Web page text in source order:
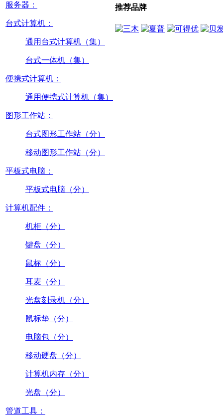
服务器：
台式计算机：
通用台式计算机（集）
台式一体机（集）
便携式计算机：
通用便携式计算机（集）
图形工作站：
台式图形工作站（分）
移动图形工作站（分）
平板式电脑：
平板式电脑（分）
计算机配件：
机柜（分）
键盘（分）
鼠标（分）
耳麦（分）
光盘刻录机（分）
鼠标垫（分）
电脑包（分）
移动硬盘（分）
计算机内存（分）
光盘（分）
管道工具：
推荐品牌